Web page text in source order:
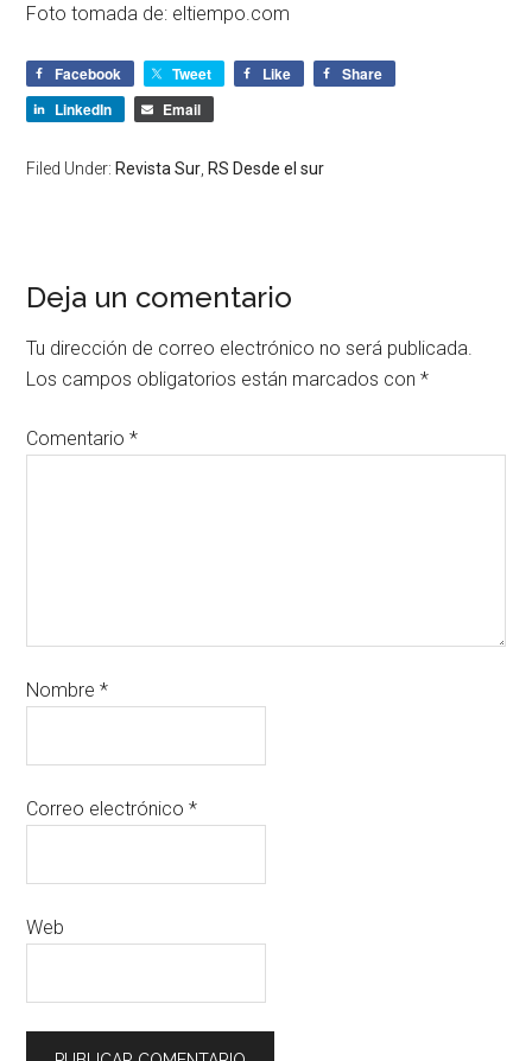
Foto tomada de: eltiempo.com
Facebook Tweet Like
Share
LinkedIn
Email
Filed Under: Revista Sur RS Desde el sur
Deja un comentario
Tu dirección de correo electrónico no será publicada.
Los campos obligatorios están marcados con*
Comentario*
Nombre*
Correo electrónico*
Web